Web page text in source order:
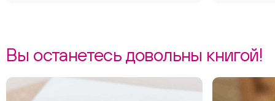
Вы останетесь довольны книгой!